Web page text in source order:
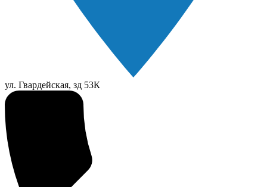
ул. Гвардейская, зд 53К